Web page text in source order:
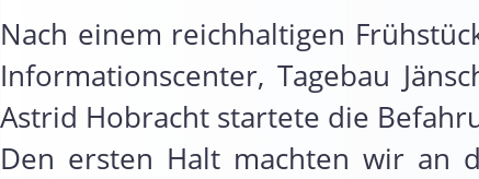
Nach einem reichhaltigen
Informationscenter, Tagebau
Astrid Hobracht startete die
Den ersten Halt machten wir an